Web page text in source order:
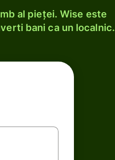
al pieței. Wise este
bani ca un localnic.